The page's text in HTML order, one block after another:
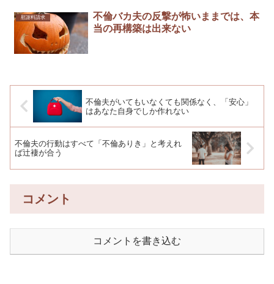
慰謝料請求
不倫バカ夫の反撃が怖いままでは、本
当の再構築は出来ない
不倫夫がいてもいなくても関係なく、「安心」
はあなた自身でしか作れない
不倫夫の行動はすべて「不倫ありき」と考えれ
ば辻褄が合う
コメント
コメントを書き込む